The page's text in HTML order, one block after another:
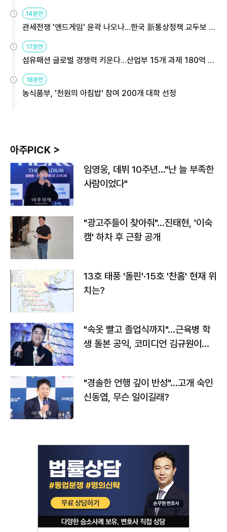
14분전
관세전쟁 '엔드게임' 윤곽 나오나…한국 新통상정책 교두보 활
용해야
17분전
섬유패션 글로벌 경쟁력 키운다…산업부 15개 과제 180억 지
원
18분전
농식품부, '천원의 아침밥' 참여 200개 대학 선정
아주PICK >
임영웅, 데뷔 10주년…"난 늘 부족한
사람이었다"
"광고주들이 찾아줘"…진태현, '이숙
캠' 하차 후 근황 공개
13호 태풍 '돌핀'·15호 '찬홈' 현재 위
치는?
"속옷 빨고 졸업식까지"…근육병 학
생 돌본 공익, 코미디언 김규원이었
"경솔한 언행 깊이 반성"…고개 숙인
신동엽, 무슨 일이길래?